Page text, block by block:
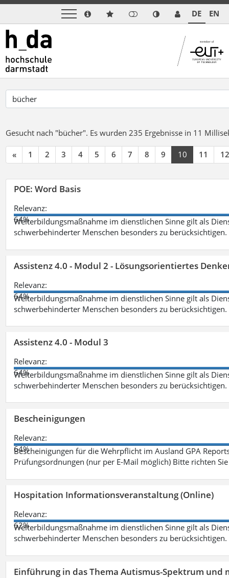
DE EN
Gesucht nach "bücher". Es wurden 235 Ergebnisse in 11
« 1 2 3 4 5 6 7 8 9 10 11 12
POE: Word Basis
Relevanz:
64%
Weiterbildungsmaßnahme im dienstlichen Sinne gilt als
schwerbehinderter Menschen besonders zu berücksichtigen.
Assistenz 4.0 - Modul 2 - Lösungsorientiertes
Relevanz:
64%
Weiterbildungsmaßnahme im dienstlichen Sinne gilt als
schwerbehinderter Menschen besonders zu berücksichtigen.
Assistenz 4.0 - Modul 3
Relevanz:
64%
Weiterbildungsmaßnahme im dienstlichen Sinne gilt als
schwerbehinderter Menschen besonders zu
Bescheinigungen
Relevanz:
64%
Bescheinigungen für die Wehrpflicht im Ausland GPA
Prüfungsordnungen (nur per E-Mail möglich) Bitte richten
Hospitation Informationsveranstaltung (Online)
Relevanz:
62%
Weiterbildungsmaßnahme im dienstlichen Sinne gilt als
schwerbehinderter Menschen besonders zu berücksichtigen.
Einführung in das Thema Autismus-Spektrum